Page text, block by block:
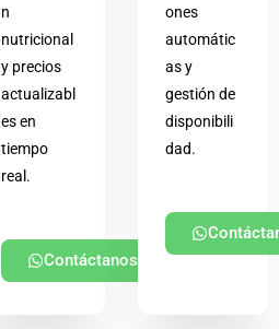
n
nutricional
y precios
actualizabl
es en
tiempo
real.
Contáctanos
ones
automátic
as y
gestión de
disponibili
dad.